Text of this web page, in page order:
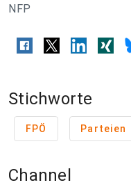
NFP
Stichworte
FPÖ Parteien
Channel